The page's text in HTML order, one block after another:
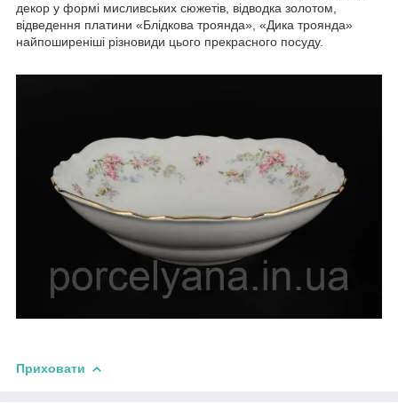
декор у формі мисливських сюжетів, відводка золотом,
відведення платини «Блідкова троянда», «Дика троянда»
найпоширеніші різновиди цього прекрасного посуду.
Приховати